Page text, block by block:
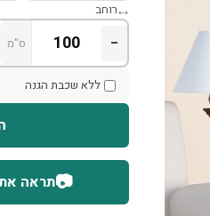
רוחב
− ס"מ
ללא שכבת הגנה
📷תראה